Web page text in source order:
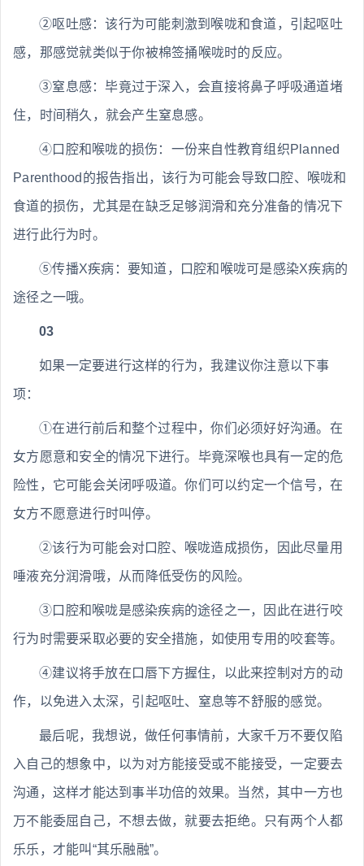
②呕吐感：该行为可能刺激到喉咙和食道，引起呕吐
感，那感觉就类似于你被棉签捅喉咙时的反应。
③窒息感：毕竟过于深入，会直接将鼻子呼吸通道堵
住，时间稍久，就会产生窒息感。
④口腔和喉咙的损伤：一份来自性教育组织Planned
Parenthood的报告指出，该行为可能会导致口腔、喉咙和
食道的损伤，尤其是在缺乏足够润滑和充分准备的情况下
进行此行为时。
⑤传播X疾病：要知道，口腔和喉咙可是感染X疾病的
途径之一哦。
03
如果一定要进行这样的行为，我建议你注意以下事
项：
①在进行前后和整个过程中，你们必须好好沟通。在
女方愿意和安全的情况下进行。毕竟深喉也具有一定的危
险性，它可能会关闭呼吸道。你们可以约定一个信号，在
女方不愿意进行时叫停。
②该行为可能会对口腔、喉咙造成损伤，因此尽量用
唾液充分润滑哦，从而降低受伤的风险。
③口腔和喉咙是感染疾病的途径之一，因此在进行咬
行为时需要采取必要的安全措施，如使用专用的咬套等。
④建议将手放在口唇下方握住，以此来控制对方的动
作，以免进入太深，引起呕吐、窒息等不舒服的感觉。
最后呢，我想说，做任何事情前，大家千万不要仅陷
入自己的想象中，以为对方能接受或不能接受，一定要去
沟通，这样才能达到事半功倍的效果。当然，其中一方也
万不能委屈自己，不想去做，就要去拒绝。只有两个人都
乐乐，才能叫“其乐融融”。